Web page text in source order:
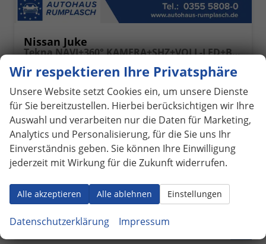
Nissan Juke
Tekna NAVI+360° KAMERA+SHZ+VOLL-LED+BOSE+PDC
Fahrzeugnr. 1068176 Getriebe
Doppelkupplungsgetriebe (DSG)
Kraftstoff Benzin Außenfarbe
2-Farblackierung: Karosseriefarbe: Sunset Red Metallic / Dach in Kontrastfarbe in Black Metallic
Leistung 84 kW (114 PS) Kilometerstand 10 km
15.12.2025
24.280,– €
incl. 19% MwSt.
Details
CO2-Klasse:E
CO2-Emissionen:136,00 g/km
Fahrzeugnr.
Wir respektieren Ihre Privatsphäre
Unsere Website setzt Cookies ein, um unsere Dienste
für Sie bereitzustellen. Hierbei berücksichtigen wir Ihre
Auswahl und verarbeiten nur die Daten für Marketing,
Analytics und Personalisierung, für die Sie uns Ihr
Einverständnis geben. Sie können Ihre Einwilligung
jederzeit mit Wirkung für die Zukunft widerrufen.
Alle akzeptieren Alle ablehnen Einstellungen
Datenschutzerklärung Impressum